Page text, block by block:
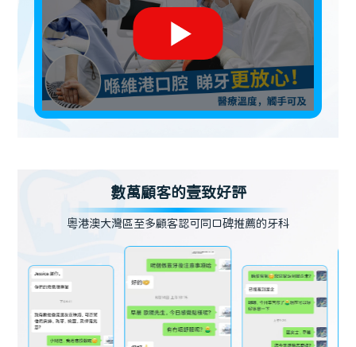
數萬顧客的壹致好評
粵港澳大灣區至多顧客認可同口碑推薦的牙科